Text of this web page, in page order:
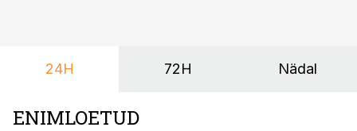
nendele vajadustele vastanud uuendusega, mis pakub
24H 72H Nädal
ENIMLOETUD